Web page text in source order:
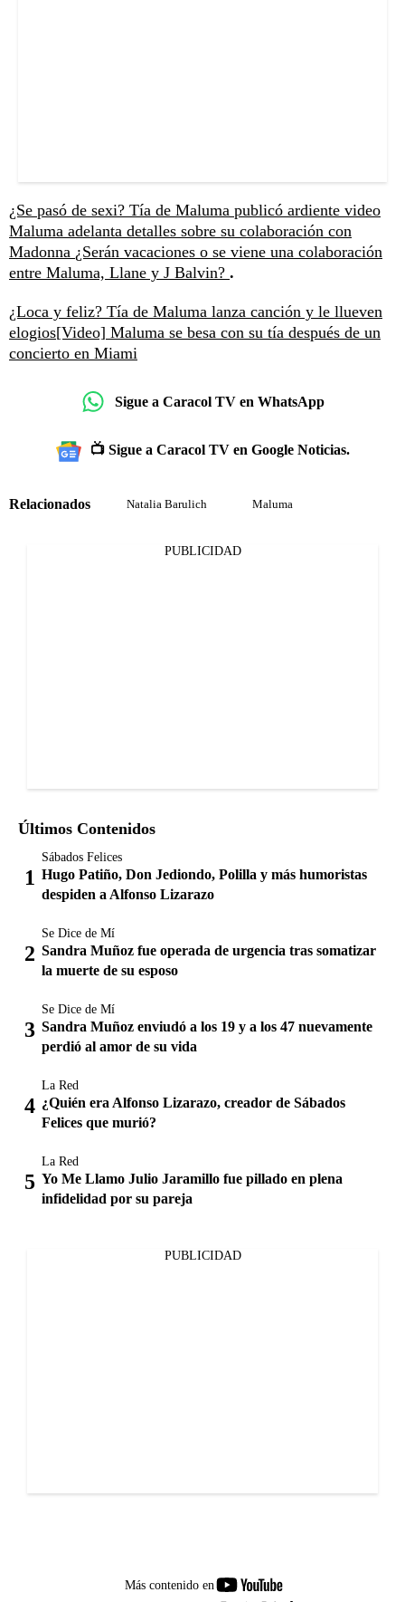
¿Se pasó de sexi? Tía de Maluma publicó ardiente video
Maluma adelanta detalles sobre su colaboración con
Madonna ¿Serán vacaciones o se viene una colaboración
entre Maluma, Llane y J Balvin? .
¿Loca y feliz? Tía de Maluma lanza canción y le llueven
elogios[Video] Maluma se besa con su tía después de un
concierto en Miami
Sigue a Caracol TV en WhatsApp
📺 Sigue a Caracol TV en Google Noticias.
Relacionados Natalia Barulich Maluma
PUBLICIDAD
Últimos Contenidos
Sábados Felices
Hugo Patiño, Don Jediondo, Polilla y más humoristas
despiden a Alfonso Lizarazo
Se Dice de Mí
Sandra Muñoz fue operada de urgencia tras somatizar
la muerte de su esposo
Se Dice de Mí
Sandra Muñoz enviudó a los 19 y a los 47 nuevamente
perdió al amor de su vida
La Red
¿Quién era Alfonso Lizarazo, creador de Sábados
Felices que murió?
La Red
Yo Me Llamo Julio Jaramillo fue pillado en plena
infidelidad por su pareja
PUBLICIDAD
Más contenido en
youtube-